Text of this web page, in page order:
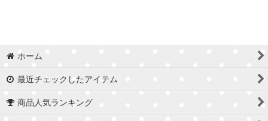
ホーム
最近チェックしたアイテム
商品人気ランキング